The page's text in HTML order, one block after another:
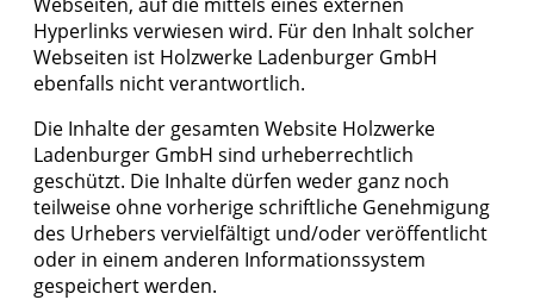
Hyperlinks verwiesen wird. Für den Inhalt solcher
Webseiten ist Holzwerke Ladenburger GmbH
ebenfalls nicht verantwortlich.
Die Inhalte der gesamten Website Holzwerke
Ladenburger GmbH sind urheberrechtlich
geschützt. Die Inhalte dürfen weder ganz noch
teilweise ohne vorherige schriftliche Genehmigung
des Urhebers vervielfältigt und/oder veröffentlicht
oder in einem anderen Informationssystem
gespeichert werden.